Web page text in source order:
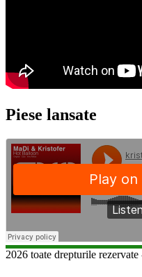
Piese lansate
2026 toate drepturile